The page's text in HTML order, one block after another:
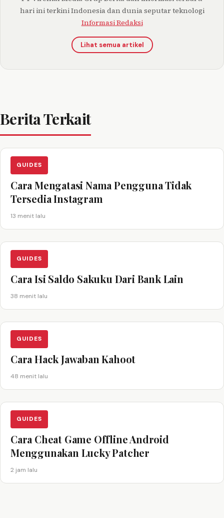
hari ini terkini Indonesia dan dunia seputar teknologi
Informasi Redaksi
Lihat semua artikel
Berita Terkait
GUIDES
Cara Mengatasi Nama Pengguna Tidak
Tersedia Instagram
13 menit lalu
GUIDES
Cara Isi Saldo Sakuku Dari Bank Lain
38 menit lalu
GUIDES
Cara Hack Jawaban Kahoot
48 menit lalu
GUIDES
Cara Cheat Game Offline Android
Menggunakan Lucky Patcher
2 jam lalu